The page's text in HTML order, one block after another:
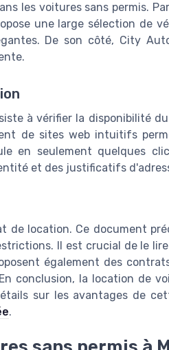
les voitures sans permis.
une large sélection de
De son côté, City
à vérifier la disponibilité
de sites web intuitifs
en seulement quelques
et des justificatifs
location. Ce document
Il est crucial de le
également des
conclusion, la location de
sur les avantages de
.